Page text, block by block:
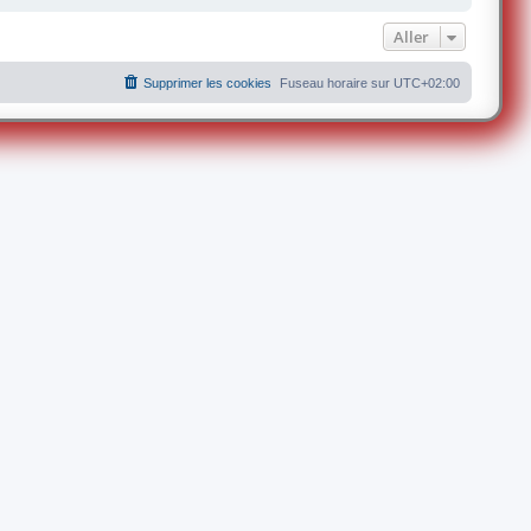
Aller
Fuseau horaire sur UTC+02:00
Supprimer les cookies